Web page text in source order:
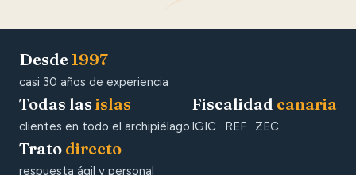
Desde 1997
casi 30 años de experiencia
Todas las islas
clientes en todo el archipiélago
Fiscalidad canaria
IGIC · REF · ZEC
Trato directo
respuesta ágil y personal